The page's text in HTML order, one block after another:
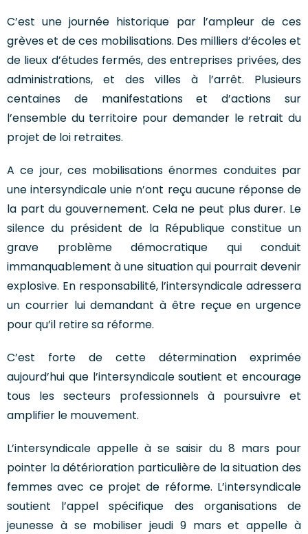
C’est une journée historique par l’ampleur de ces
grèves et de ces mobilisations. Des milliers d’écoles et
de lieux d’études fermés, des entreprises privées, des
administrations, et des villes à l’arrêt. Plusieurs
centaines de manifestations et d’actions sur
l’ensemble du territoire pour demander le retrait du
projet de loi retraites.
A ce jour, ces mobilisations énormes conduites par
une intersyndicale unie n’ont reçu aucune réponse de
la part du gouvernement. Cela ne peut plus durer. Le
silence du président de la République constitue un
grave problème démocratique qui conduit
immanquablement à une situation qui pourrait devenir
explosive. En responsabilité, l’intersyndicale adressera
un courrier lui demandant à être reçue en urgence
pour qu’il retire sa réforme.
C’est forte de cette détermination exprimée
aujourd’hui que l’intersyndicale soutient et encourage
tous les secteurs professionnels à poursuivre et
amplifier le mouvement.
L’intersyndicale appelle à se saisir du 8 mars pour
pointer la détérioration particulière de la situation des
femmes avec ce projet de réforme. L’intersyndicale
soutient l’appel spécifique des organisations de
jeunesse à se mobiliser jeudi 9 mars et appelle à